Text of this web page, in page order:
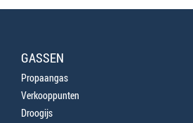
GASSEN
Propaangas
Verkooppunten
Droogijs